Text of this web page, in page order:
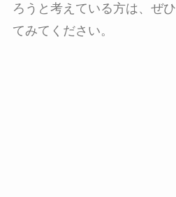
ろうと考えている方は、ぜ
てみてください。